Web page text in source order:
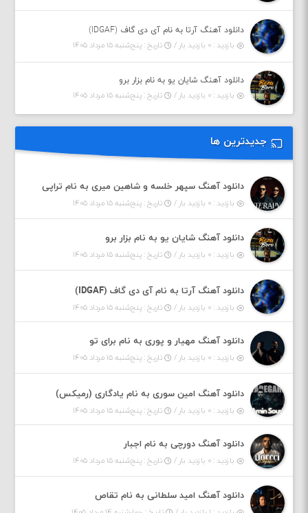
دانلود آهنگ آرتا به نام آی دی گاف (IDGAF)
بازدید : ۰ بازدید بار /
تاریخ : پنج‌شنبه ۱۵ مرداد ۱۴۰۵
دانلود آهنگ شایان یو به نام بزار برو
بازدید : ۰ بازدید بار /
تاریخ : پنج‌شنبه ۱۵ مرداد ۱۴۰۵
جدیدترین ها
دانلود آهنگ سپهر خلسه و شاهین میری به نام تراپی
بازدید : ۰ بازدید بار / تاریخ : پنج‌شنبه ۱۵ مرداد ۱۴۰۵
دانلود آهنگ شایان یو به نام بزار برو
بازدید : ۰ بازدید بار / تاریخ : پنج‌شنبه ۱۵ مرداد ۱۴۰۵
دانلود آهنگ آرتا به نام آی دی گاف (IDGAF)
بازدید : ۰ بازدید بار / تاریخ : پنج‌شنبه ۱۵ مرداد ۱۴۰۵
دانلود آهنگ مهیار و پوری به نام برای تو
بازدید : ۰ بازدید بار / تاریخ : پنج‌شنبه ۱۵ مرداد ۱۴۰۵
دانلود آهنگ امین سوری به نام یادگاری (رمیکس)
بازدید : ۰ بازدید بار / تاریخ : پنج‌شنبه ۱۵ مرداد ۱۴۰۵
دانلود آهنگ دورچی به نام اجبار
بازدید : ۰ بازدید بار / تاریخ : پنج‌شنبه ۱۵ مرداد ۱۴۰۵
دانلود آهنگ امید سلطانی به نام تقاص